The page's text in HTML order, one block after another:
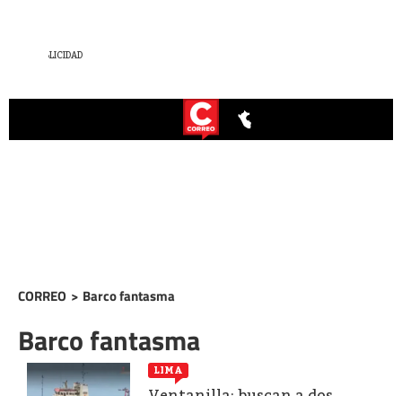
CORREO > Barco fantasma
Barco fantasma
LIMA